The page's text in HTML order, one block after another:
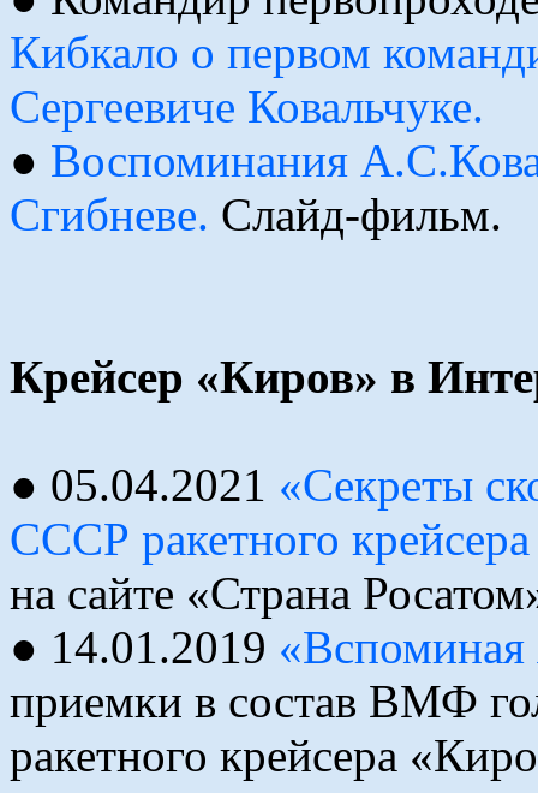
Кибкало о первом
Сергеевиче Ковальчуке.
● Воспоминания
Сгибневе. Слайд-фильм.
Крейсер «Киров» в
● 05.04.2021 «Секреты
СССР ракетного
на сайте «Страна
● 14.01.2019 «Вспоминая
приемки в состав ВМФ
ракетного крейсера